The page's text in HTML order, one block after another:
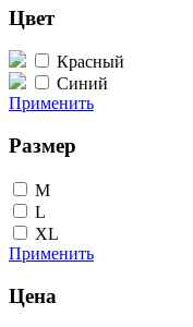
Цвет
Красный
Синий
Применить
Размер
M
L
XL
Применить
Цена